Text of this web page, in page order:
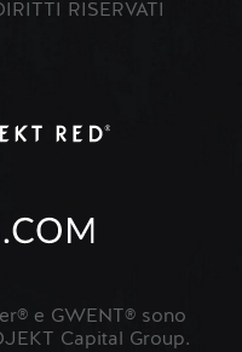
RISERVATI
e GWENT® sono
Capital Group.